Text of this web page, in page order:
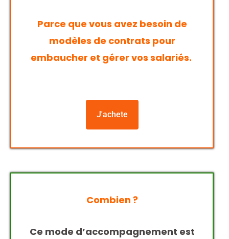
Parce que vous avez besoin de
modèles de contrats pour
embaucher et gérer vos salariés.
J'achete
Combien ?
Ce mode d’accompagnement est